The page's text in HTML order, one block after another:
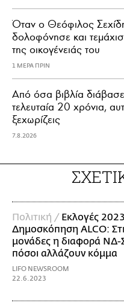
Όταν ο Θεόφιλος
δολοφόνησε και
της οικογένειάς του
1 ΜΕΡΑ ΠΡΙΝ
Από όσα βιβλία
τελευταία 20 χρόνια,
ξεχωρίζεις
7.8.2026
Πολιτική / Εκλογές
Δημοσκόπηση ALCO:
μονάδες η διαφορά ΝΔ-
πόσοι αλλάζουν κόμμα
LIFO NEWSROOM
22.6.2023